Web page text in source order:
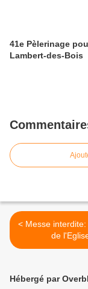
41e Pèlerinage
Lambert-des-Bois
< Messe interdite: la riposte
de
Hébergé par